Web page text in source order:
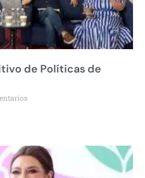
de Políticas de